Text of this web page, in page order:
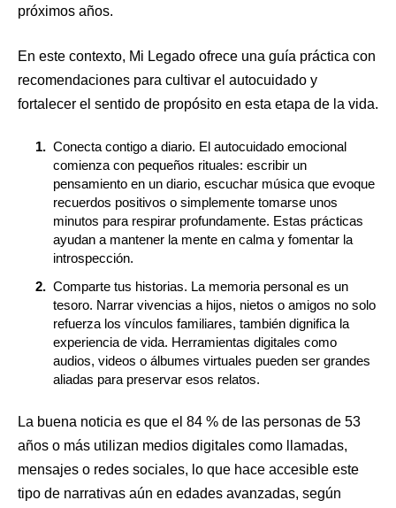
próximos años.
En este contexto, Mi Legado ofrece una guía práctica con
recomendaciones para cultivar el autocuidado y
fortalecer el sentido de propósito en esta etapa de la vida.
Conecta contigo a diario. El autocuidado emocional
comienza con pequeños rituales: escribir un
pensamiento en un diario, escuchar música que evoque
recuerdos positivos o simplemente tomarse unos
minutos para respirar profundamente. Estas prácticas
ayudan a mantener la mente en calma y fomentar la
introspección.
Comparte tus historias. La memoria personal es un
tesoro. Narrar vivencias a hijos, nietos o amigos no solo
refuerza los vínculos familiares, también dignifica la
experiencia de vida. Herramientas digitales como
audios, videos o álbumes virtuales pueden ser grandes
aliadas para preservar esos relatos.
​La buena noticia es que el 84 % de las personas de 53
años o más utilizan medios digitales como llamadas,
mensajes o redes sociales, lo que hace accesible este
tipo de narrativas aún en edades avanzadas, según